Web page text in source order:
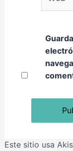
Este sitio usa